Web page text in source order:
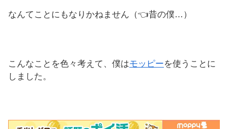
なんてことにもなりかねません（👈昔の僕…）
こんなことを色々考えて、僕はモッピーを使うことに
しました。